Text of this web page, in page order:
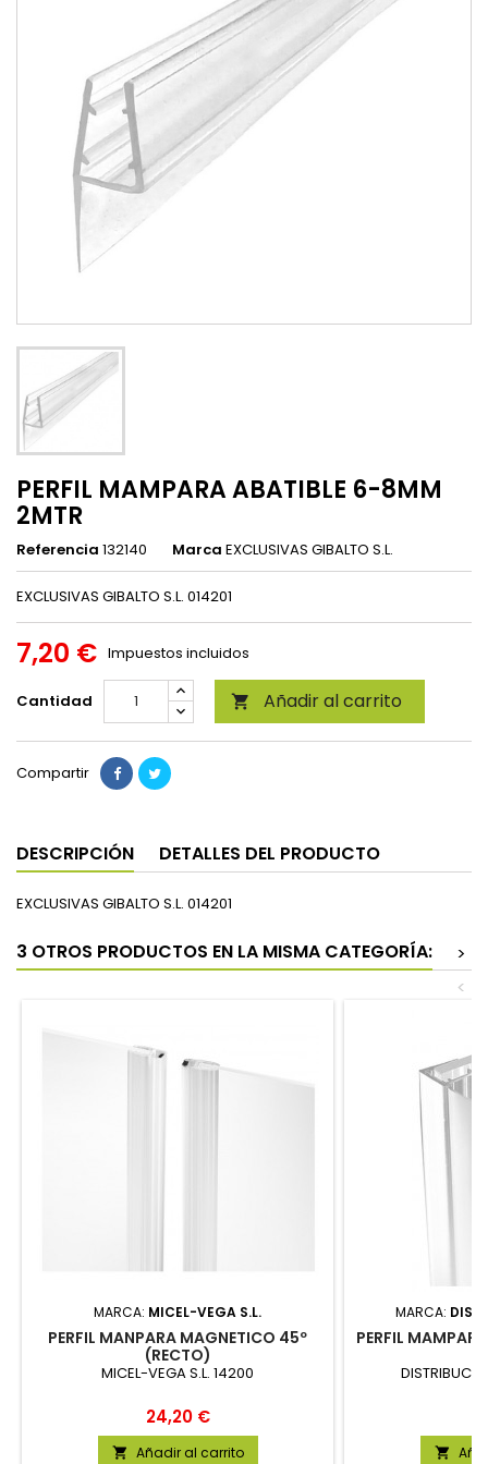
PERFIL MAMPARA ABATIBLE 6-8MM
2MTR
Referencia 132140 Marca EXCLUSIVAS GIBALTO S.L.
EXCLUSIVAS GIBALTO S.L. 014201
7,20 € Impuestos incluidos
Cantidad  Añadir al carrito
Compartir
DESCRIPCIÓN DETALLES DEL PRODUCTO
EXCLUSIVAS GIBALTO S.L. 014201
3 OTROS PRODUCTOS EN LA MISMA CATEGORÍA:
>
<
MARCA: MICEL-VEGA S.L.
PERFIL MANPARA MAGNETICO 45º
(RECTO)
MICEL-VEGA S.L. 14200
Precio
24,20 €
 Añadir al carrito
MARCA:
PERFIL
